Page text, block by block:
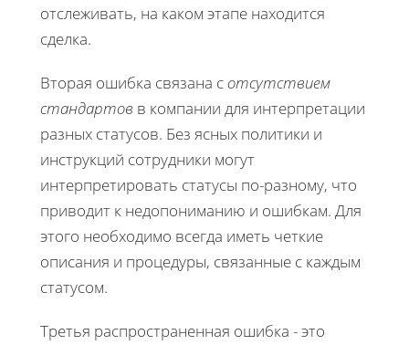
отслеживать, на каком этапе находится
сделка.
Вторая ошибка связана сотсутствием
стандартов в компании для интерпретации
разных статусов. Без ясных политики и
инструкций сотрудники могут
интерпретировать статусы по-разному, что
приводит к недопониманию и ошибкам. Для
этого необходимо всегда иметь четкие
описания и процедуры, связанные с каждым
статусом.
Третья распространенная ошибка - это